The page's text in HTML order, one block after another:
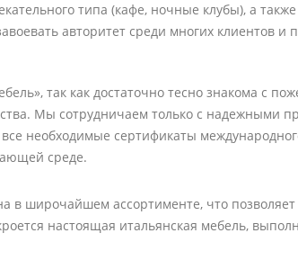
типа (кафе, ночные клубы), а
авторитет среди многих клиентов
так как достаточно тесно знакома с
Мы сотрудничаем только с надежными
необходимые сертификаты
среде.
в широчайшем ассортименте, что
настоящая итальянская мебель,